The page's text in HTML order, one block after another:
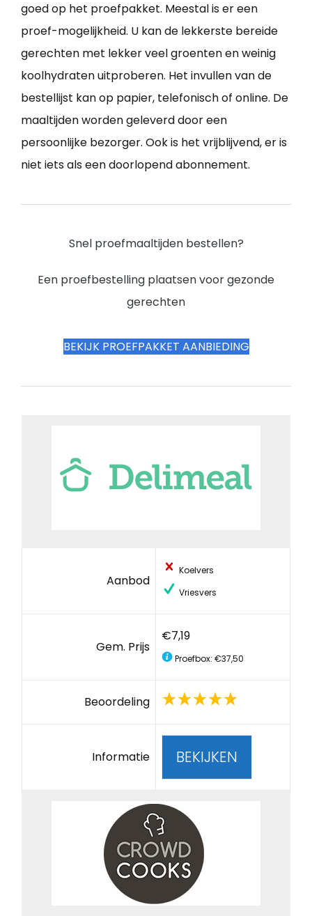
goed op het proefpakket. Meestal is er een
proef-mogelijkheid. U kan de lekkerste bereide
gerechten met lekker veel groenten en weinig
koolhydraten uitproberen. Het invullen van de
bestellijst kan op papier, telefonisch of online. De
maaltijden worden geleverd door een
persoonlijke bezorger. Ook is het vrijblijvend, er is
niet iets als een doorlopend abonnement.
Snel proefmaaltijden bestellen?
Een proefbestelling plaatsen voor gezonde
gerechten
BEKIJK PROEFPAKKET AANBIEDING
Aanbod
Koelvers
Vriesvers
Gem. Prijs
€7,19
Proefbox: €37,50
Beoordeling
Informatie BEKIJKEN